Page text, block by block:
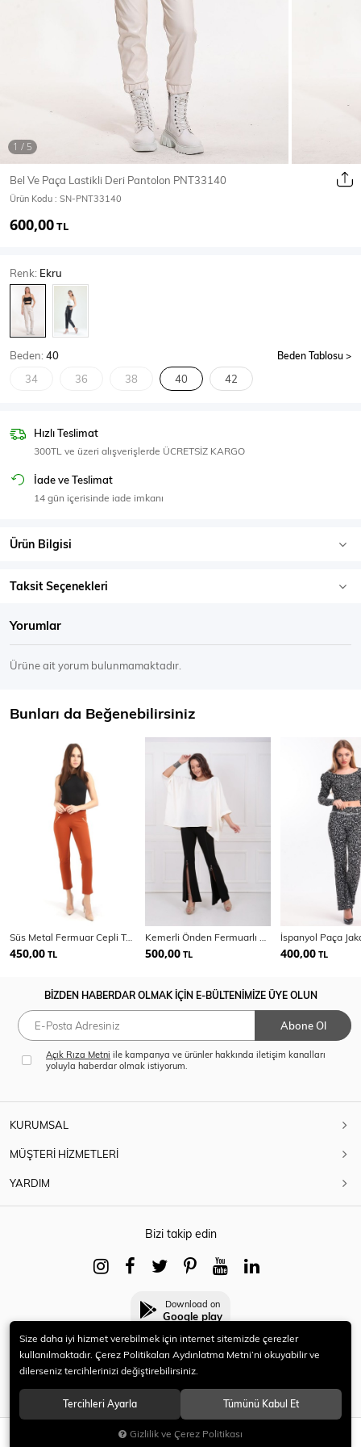
Mont & Kaban
T-Shirt
Body
SPOR GİYİM
Eşofman Üstü
Bel Ve Paça Lastikli Deri Pantolon PNT33140
Ürün Kodu : SN-PNT33140
600,00TL
Renk: Ekru
Beden:40 Beden Tablosu
34 36 38 40 42
SEPETE EKLE
Hızlı Teslimat
300TL ve üzeri alışverişlerde ÜCRETSİZ KARGO
İade ve Teslimat
14 gün içerisinde iade imkanı
Ürün Bilgisi
Taksit Seçenekleri
Yorumlar
Ürüne ait yorum bulunmamaktadır.
Bunları da Beğenebilirsiniz
Süs Metal Fermuar Cepli Twin Krep Pantolon
450,00 TL 500,00 TL 400,00 TL
BİZDEN HABERDAR OLMAK İÇİN E-BÜLTENİMİZE ÜYE OLUN
Abone Ol
Açık Rıza Metni ile kampanya ve ürünler hakkında iletişim kanalları
yoluyla haberdar olmak istiyorum.
KURUMSAL
MÜŞTERİ HİZMETLERİ
YARDIM
Bizi takip edin
Download on
Google play
© 2021 HERYENİ. Tüm hakları saklıdır.
Size daha iyi hizmet verebilmek için internet sitemizde çerezler
kullanılmaktadır. Çerez Politikaları Aydınlatma Metni’ni okuyabilir ve
dilerseniz tercihlerinizi değiştirebilirsiniz.
Tercihleri Ayarla Tümünü Kabul Et
Gizlilik ve Çerez Politikası